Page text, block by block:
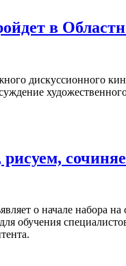
в
дискуссионного
о начале
обучения